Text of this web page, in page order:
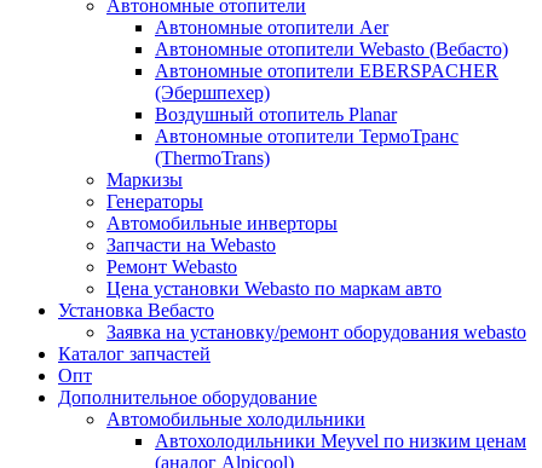
Автономные отопители
Автономные отопители Аer
Автономные отопители Webasto (Вебасто)
Автономные отопители EBERSPACHER
(Эбершпехер)
Воздушный отопитель Planar
Автономные отопители ТермоТранс
(ThermoTrans)
Маркизы
Генераторы
Автомобильные инверторы
Запчасти на Webasto
Ремонт Webasto
Цена установки Webasto по маркам авто
Установка Вебасто
Заявка на установку/ремонт оборудования webasto
Каталог запчастей
Опт
Дополнительное оборудование
Автомобильные холодильники
Автохолодильники Meyvel по низким ценам
(аналог Alpicool)